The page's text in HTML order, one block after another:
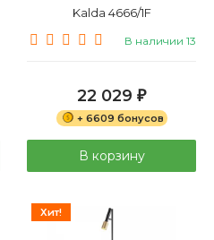
Kalda 4666/1F
В наличии 13
22 029 ₽
+ 6609 бонусов
В корзину
Хит!